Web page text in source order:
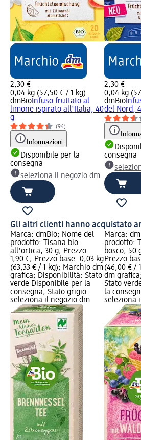
2,30 €
0,04 kg (57,50 € / 1 kg)
dmBio Infuso fruttato al
limone ispirato all'Italia, 40
g
(94)
Informazioni
Disponibile per la
consegna
seleziona il negozio dm
2,30 €
0,04 kg
dmBio
del Nord,
consegna
Gli altri clienti hanno acquistato
Marca: dmBio; Nome del
prodotto: Tisana bio
all'ortica, 30 g; Prezzo:
1,90 €; Prezzo base: 0,03 kg
(63,33 € / 1 kg); Marchio dm
grafica; Disponibilità: Stato
verde Disponibile per la
consegna, Stato grigio
seleziona il negozio dm
Marca:
prodotto:
bosco, 50
Prezzo
(46,00 € /
dm
Stato
la
seleziona